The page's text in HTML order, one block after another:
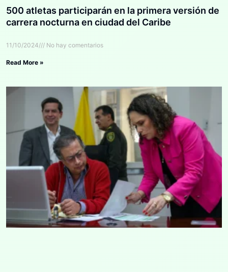
500 atletas participarán en la primera versión de
carrera nocturna en ciudad del Caribe
11/10/2024 No hay comentarios
Read More »